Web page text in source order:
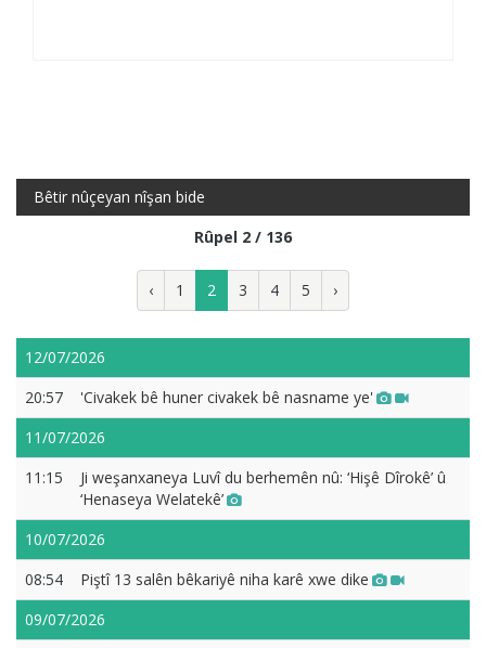
Bêtir nûçeyan nîşan bide
Rûpel 2 / 136
‹ 1 2 3 4 5 ›
12/07/2026
20:57
'Civakek bê huner civakek bê nasname ye'
11/07/2026
11:15
Ji weşanxaneya Luvî du berhemên nû: ‘Hişê Dîrokê’ û
‘Henaseya Welatekê’
10/07/2026
08:54
Piştî 13 salên bêkariyê niha karê xwe dike
09/07/2026